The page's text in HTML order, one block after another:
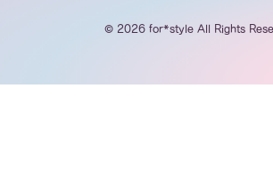
© 2026 for*style All Rights